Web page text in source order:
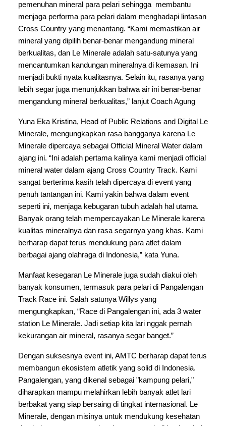
pemenuhan mineral para pelari sehingga  membantu
menjaga performa para pelari dalam menghadapi lintasan
Cross Country yang menantang. “Kami memastikan air
mineral yang dipilih benar-benar mengandung mineral
berkualitas, dan Le Minerale adalah satu-satunya yang
mencantumkan kandungan mineralnya di kemasan. Ini
menjadi bukti nyata kualitasnya. Selain itu, rasanya yang
lebih segar juga menunjukkan bahwa air ini benar-benar
mengandung mineral berkualitas,” lanjut Coach Agung
Yuna Eka Kristina, Head of Public Relations and Digital Le
Minerale, mengungkapkan rasa bangganya karena Le
Minerale dipercaya sebagai Official Mineral Water dalam
ajang ini. “Ini adalah pertama kalinya kami menjadi official
mineral water dalam ajang Cross Country Track. Kami
sangat berterima kasih telah dipercaya di event yang
penuh tantangan ini. Kami yakin bahwa dalam event
seperti ini, menjaga kebugaran tubuh adalah hal utama.
Banyak orang telah mempercayakan Le Minerale karena
kualitas mineralnya dan rasa segarnya yang khas. Kami
berharap dapat terus mendukung para atlet dalam
berbagai ajang olahraga di Indonesia,” kata Yuna.
Manfaat kesegaran Le Minerale juga sudah diakui oleh
banyak konsumen, termasuk para pelari di Pangalengan
Track Race ini. Salah satunya Willys yang
mengungkapkan, “Race di Pangalengan ini, ada 3 water
station Le Minerale. Jadi setiap kita lari nggak pernah
kekurangan air mineral, rasanya segar banget.”
Dengan suksesnya event ini, AMTC berharap dapat terus
membangun ekosistem atletik yang solid di Indonesia.
Pangalengan, yang dikenal sebagai "kampung pelari,"
diharapkan mampu melahirkan lebih banyak atlet lari
berbakat yang siap bersaing di tingkat internasional. Le
Minerale, dengan misinya untuk mendukung kesehatan